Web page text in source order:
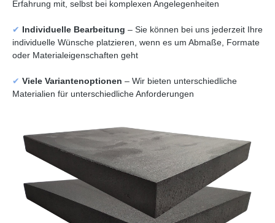
Erfahrung mit, selbst bei komplexen Angelegenheiten
✔ Individuelle Bearbeitung – Sie können bei uns jederzeit Ihre
individuelle Wünsche platzieren, wenn es um Abmaße, Formate
oder Materialeigenschaften geht
✔ Viele Variantenoptionen – Wir bieten unterschiedliche
Materialien für unterschiedliche Anforderungen